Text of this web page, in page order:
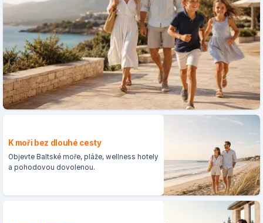
K moři bez dlouhé cesty
Objevte Baltské moře, pláže, wellness hotely
a pohodovou dovolenou.